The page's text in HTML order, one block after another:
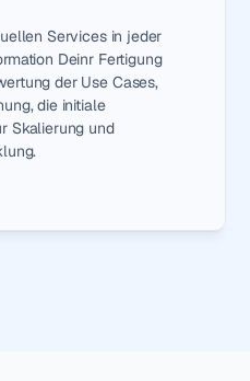
Services in jeder
Deinr Fertigung
der Use Cases,
die initiale
Skalierung und